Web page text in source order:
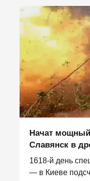
Начат
Славянск в
1618-й день
— в Киеве